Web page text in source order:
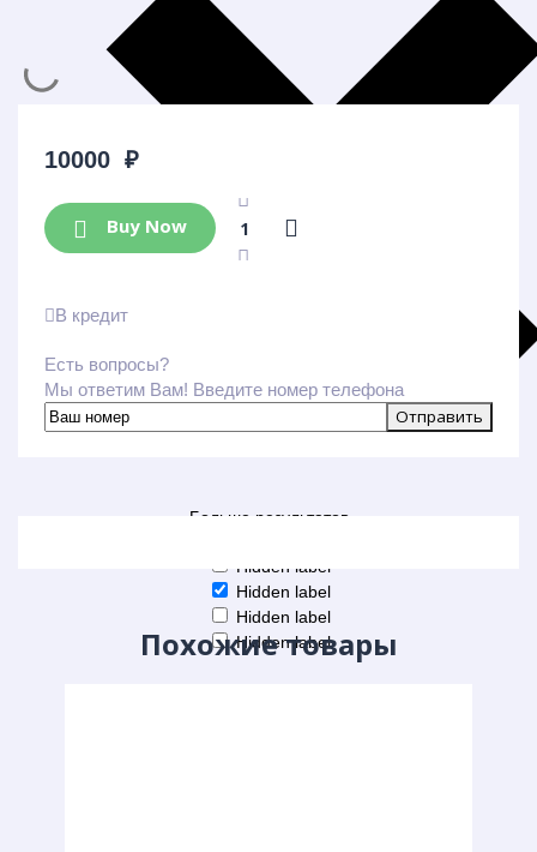
Больше результатов
Hidden label
Hidden label
Hidden label
Hidden label
10000 ₽
Buy Now
В кредит
Есть вопросы?
Мы ответим Вам! Введите номер телефона
Похожие товары